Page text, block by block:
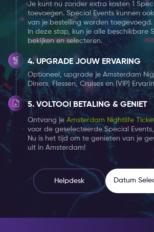
Helpdesk Datum
Je kunt nu zonder extra kosten 1
toevoegen. Special Events kunnen
van je bestelling worden toegevoegd.
In deze stap, kun je alle beschikbare
bekijken en selecteren.
UPGRADE JOUW ERVARING
Optioneel, upgrade je Amsterdam
Diners, Flessen, Cruises en (VIP)
VOLTOOI BETALING & GENIET
Ontvang je Amsterdam Nightlife
voor de geselecteerde Special
Nu is het tijd om te genieten van je
uit in Amsterdam!